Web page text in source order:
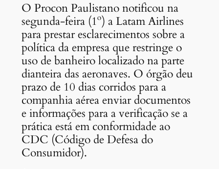
O Procon Paulistano notificou na
segunda-feira (1º) a Latam Airlines
para prestar esclarecimentos sobre a
política da empresa que restringe o
uso de banheiro localizado na parte
dianteira das aeronaves. O órgão deu
prazo de 10 dias corridos para a
companhia aérea enviar documentos
e informações para a verificação se a
prática está em conformidade ao
CDC (Código de Defesa do
Consumidor).